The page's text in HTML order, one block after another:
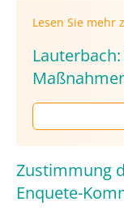
Lesen Sie mehr
Zustimmung
Enquete-